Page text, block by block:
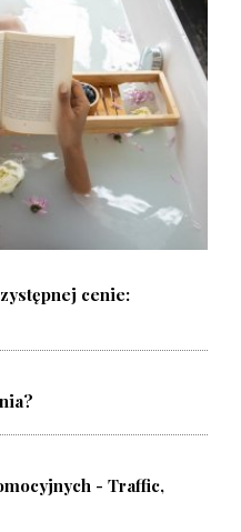
cenie:
- Traffic,